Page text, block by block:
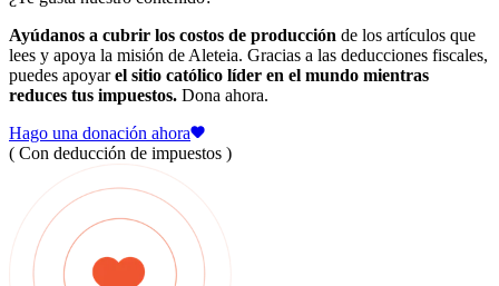
Ayúdanos a cubrir los costos de producción de los artículos que
lees y apoya la misión de Aleteia. Gracias a las deducciones fiscales,
puedes apoyarel sitio católico líder en el mundo mientras
reduces tus impuestos. Dona ahora.
Hago una donación ahora
( Con deducción de impuestos )